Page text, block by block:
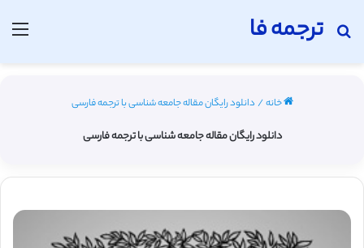
ترجمه فا
جستجو برای
خانه/ دانلود رایگان مقاله جامعه شناسی با ترجمه فارسی
دانلود رایگان مقاله جامعه شناسی با ترجمه فارسی